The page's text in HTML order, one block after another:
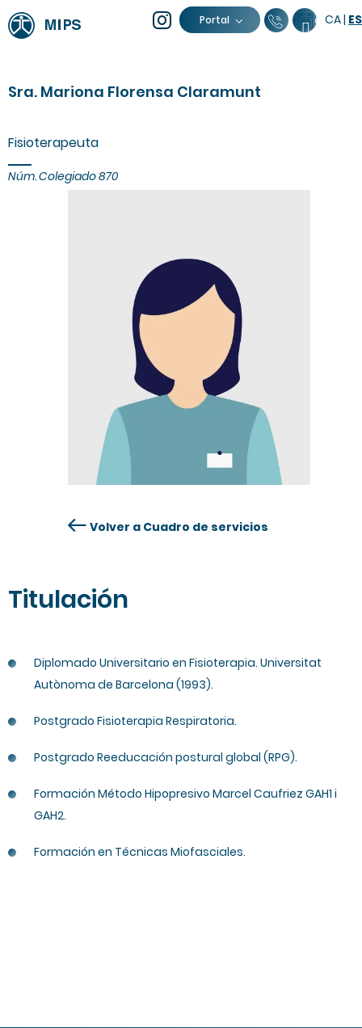
Portal 93 805 04
CA| ES
Sra. Mariona Florensa Claramunt
Fisioterapeuta
Núm. Colegiado 870
Titulación
Diplomado Universitario en Fisioterapia. Universitat
Autònoma de Barcelona (1993).
Postgrado Fisioterapia Respiratoria.
Postgrado Reeducación postural global (RPG).
Formación Método Hipopresivo Marcel Caufriez GAH1 i
GAH2.
Formación en Técnicas Miofasciales.
Volver a Cuadro de servicios